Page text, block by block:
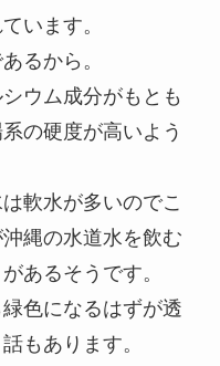
います。
るから。
ウム成分がもとも
の硬度が高いよう
軟水が多いのでこ
縄の水道水を飲む
あるそうです。
色になるはずが透
もあります。